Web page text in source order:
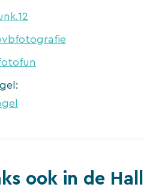
ook in de Hall